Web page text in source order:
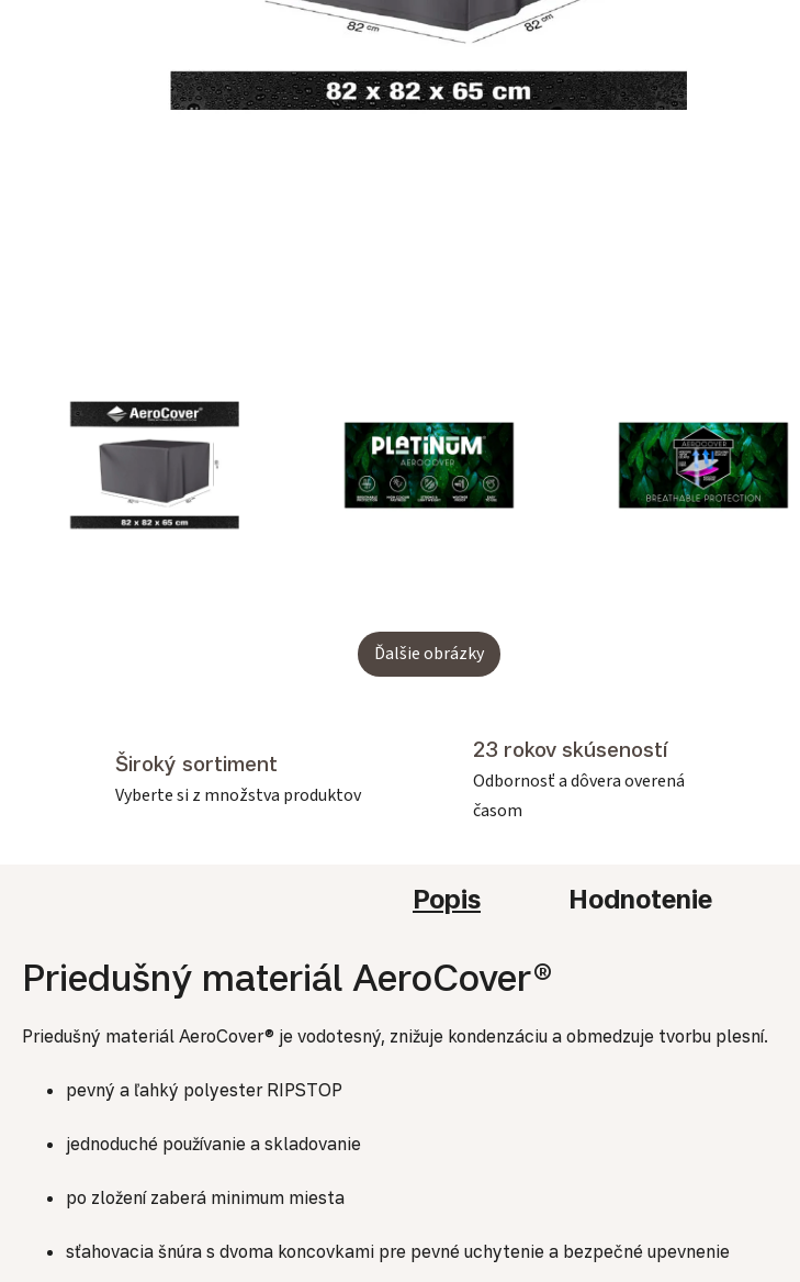
Ďalšie obrázky
Široký sortiment
Vyberte si z množstva produktov
23 rokov skúseností
Odbornosť a dôvera overená
časom
Popis Hodnotenie
Priedušný materiál AeroCover®
Priedušný materiál AeroCover® je vodotesný, znižuje kondenzáciu a obmedzuje tvorbu plesní.
pevný a ľahký polyester RIPSTOP
jednoduché používanie a skladovanie
po zložení zaberá minimum miesta
sťahovacia šnúra s dvoma koncovkami pre pevné uchytenie a bezpečné upevnenie